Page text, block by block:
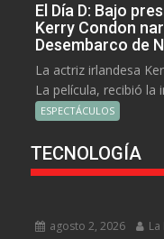
El Día D: Bajo
Kerry Condon
Desembarco de
La actriz irlandesa
La película, recibió la
ESPECTÁCULOS
TECNOLOGÍA
agosto 2, 2026